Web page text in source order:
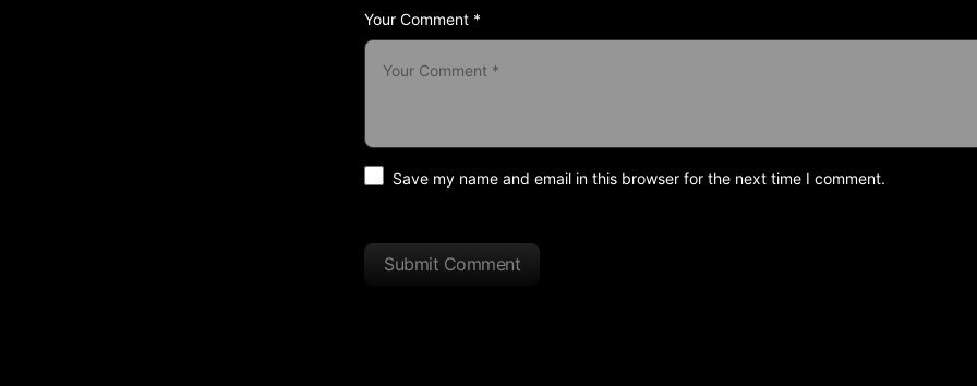
Your Comment *
Save my name and email in this browser for the next time I comment.
Submit Comment